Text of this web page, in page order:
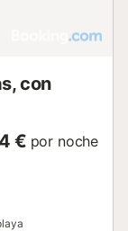
con
€ por noche